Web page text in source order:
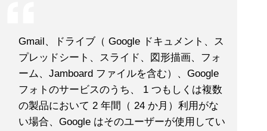
Gmail、ドライブ（ Google ドキュメント、ス
プレッドシート、スライド、図形描画、フォ
ーム、Jamboard ファイルを含む）、Google
フォトのサービスのうち、 1 つもしくは複数
の製品において 2 年間（ 24 か月）利用がな
い場合、Google はそのユーザーが使用してい